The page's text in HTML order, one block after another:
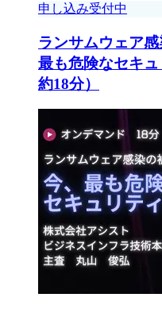
申し込み受付中
ランサムウェア
最も危険なセキ
約18分）